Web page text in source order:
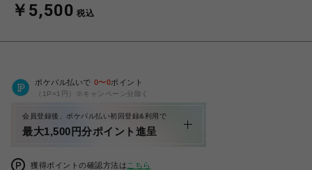
￥5,500 税込
ポケパル払いで 0〜0ポイント
（1P=1円）※キャンペーン分除く
会員登録後、ポケパル払い初回登録&利用で
最大1,500円分ポイント進呈
獲得ポイントの確認方法は こちら